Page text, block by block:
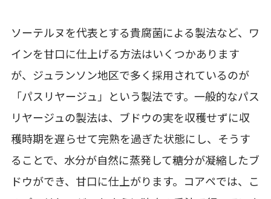
ソーテルヌを代表とする貴腐菌による製法など、ワ
インを甘口に仕上げる方法はいくつかあります
が、ジュランソン地区で多く採用されているのが
「パスリヤージュ」という製法です。一般的なパス
リヤージュの製法は、ブドウの実を収穫せずに収
穫時期を遅らせて完熟を過ぎた状態にし、そうす
ることで、水分が自然に蒸発して糖分が凝縮したブ
ドウができ、甘口に仕上がります。コアペでは、こ